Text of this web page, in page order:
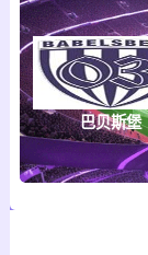
巴贝斯堡